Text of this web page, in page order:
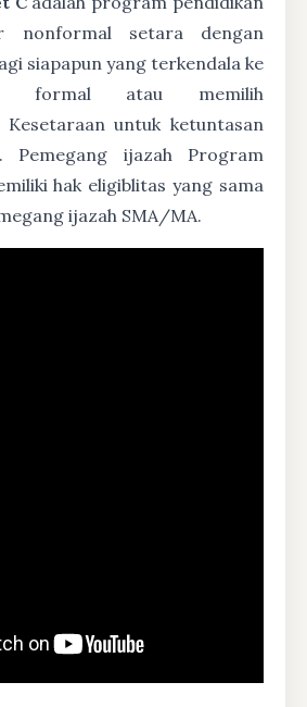
nonformal setara dengan
siapapun yang terkendala ke
formal atau memilih
Kesetaraan untuk ketuntasan
Pemegang ijazah Program
hak eligiblitas yang sama
ijazah SMA/MA.